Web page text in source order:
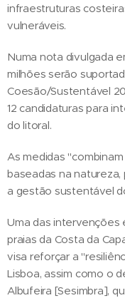
infraestruturas
vulneráveis.
Numa nota divulgada
milhões serão
Coesão/Sustentável
12 candidaturas para
do litoral.
As medidas
baseadas na
a gestão sustentável
Uma das intervenções
praias da Costa da
visa reforçar a
Lisboa, assim como o
Albufeira [Sesimbra],